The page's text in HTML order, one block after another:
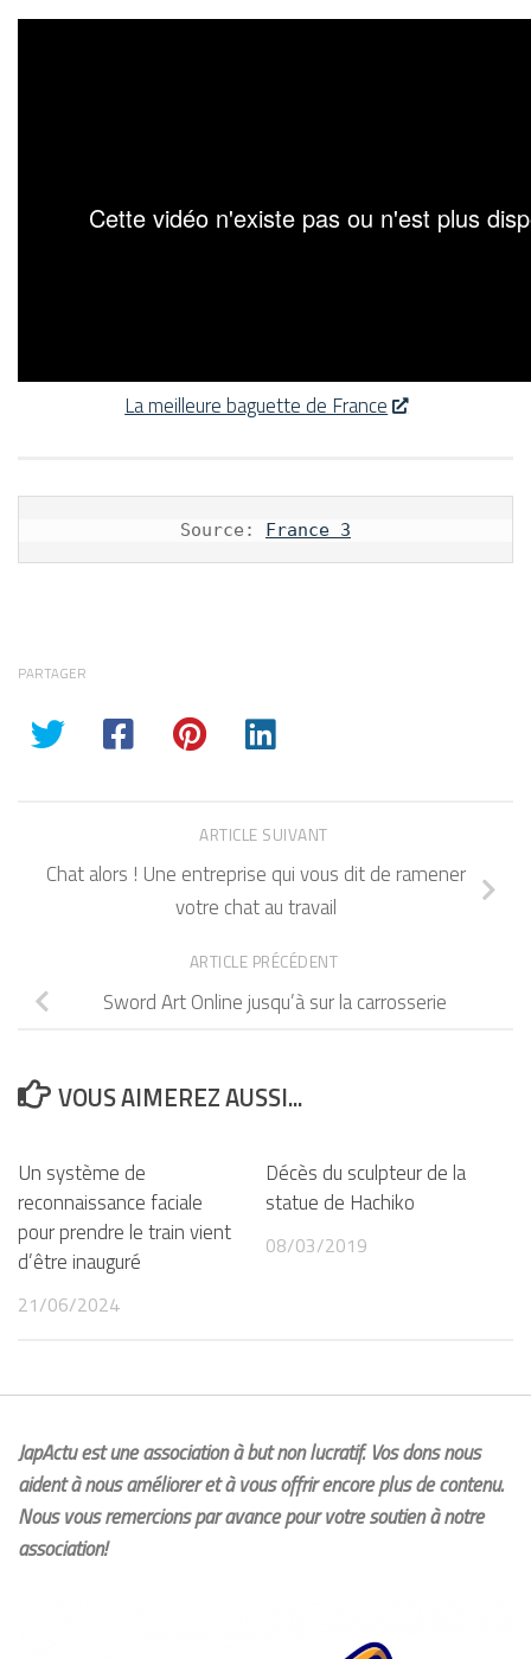
La meilleure baguette de France
Source: France 3
PARTAGER
ARTICLE SUIVANT
Chat alors ! Une entreprise qui vous dit de ramener
votre chat au travail
ARTICLE PRÉCÉDENT
Sword Art Online jusqu’à sur la carrosserie
VOUS AIMEREZ AUSSI...
Un système de
reconnaissance faciale
pour prendre le train vient
d’être inauguré
21/06/2024
Décès du sculpteur de la
statue de Hachiko
08/03/2019
JapActu est une association à but non lucratif. Vos dons nous
aident à nous améliorer et à vous offrir encore plus de contenu.
Nous vous remercions par avance pour votre soutien à notre
association!